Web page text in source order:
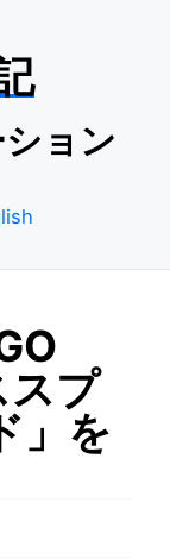
ョン
プ
」を